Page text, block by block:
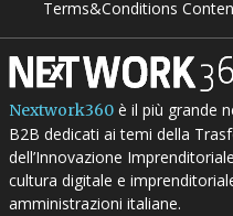
Terms&Conditions
Nextwork360è il più grande
B2B dedicati ai temi della
dell’Innovazione
cultura digitale e
amministrazioni italiane.